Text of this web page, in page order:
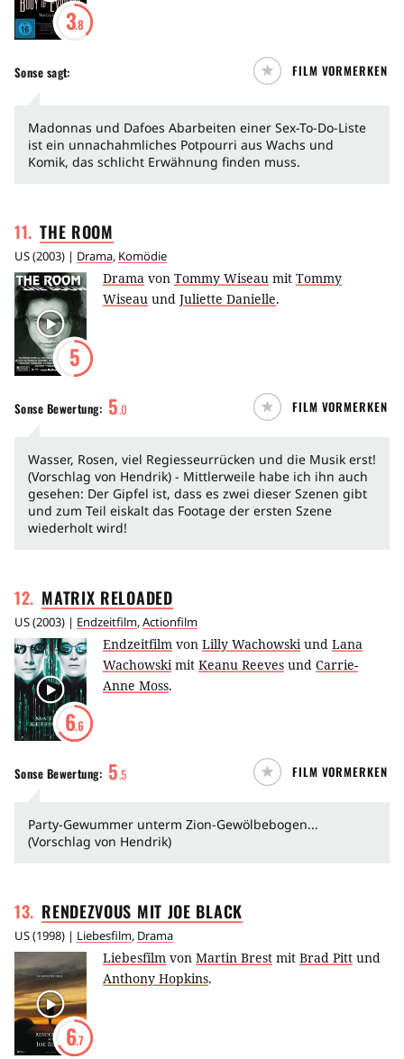
3.8
Sonse sagt: FILM VORMERKEN
Madonnas und Dafoes Abarbeiten einer Sex-To-Do-Liste
ist ein unnachahmliches Potpourri aus Wachs und
Komik, das schlicht Erwähnung finden muss.
11. THE ROOM
US(2003) | Drama, Komödie
5
Drama von Tommy Wiseau mit Tommy
Wiseau und Juliette Danielle.
Sonse Bewertung: 5.0 FILM VORMERKEN
Wasser, Rosen, viel Regiesseurrücken und die Musik erst!
(Vorschlag von Hendrik) - Mittlerweile habe ich ihn auch
gesehen: Der Gipfel ist, dass es zwei dieser Szenen gibt
und zum Teil eiskalt das Footage der ersten Szene
wiederholt wird!
12. MATRIX RELOADED
US(2003) | Endzeitfilm,Actionfilm
6.6
Endzeitfilm von Lilly Wachowski und Lana
Wachowski mit Keanu Reeves und Carrie-
Anne Moss.
Sonse Bewertung: 5.5 FILM VORMERKEN
Party-Gewummer unterm Zion-Gewölbebogen...
(Vorschlag von Hendrik)
13. RENDEZVOUS MIT JOE BLACK
US(1998) | Liebesfilm, Drama
6.7
Liebesfilm von Martin Brest mit Brad Pitt und
Anthony Hopkins.